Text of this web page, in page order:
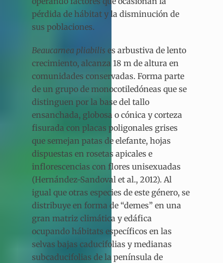
pérdida de hábitat y la disminución de
sus poblaciones.
Beaucarnea pliabilis es arbustiva de lento
crecimiento, alcanza 18 m de altura en
comunidades conservadas. Forma parte
de un grupo de monocotiledóneas que se
distinguen por la base del tallo
ensanchada, globosa o cónica y corteza
fisurada con placas poligonales grises
que semejan patas de elefante, hojas
dispuestas en rosetas apicales e
inflorescencias con flores unisexuadas
(Hernández-Sandoval et al., 2012). Al
igual que otras especies de este género, se
distribuye en forma de “demes” en una
gran matriz climática y edáfica
ocupando hábitats específicos en las
selvas bajas caducifolias y medianas
subcaducifolias de la península de